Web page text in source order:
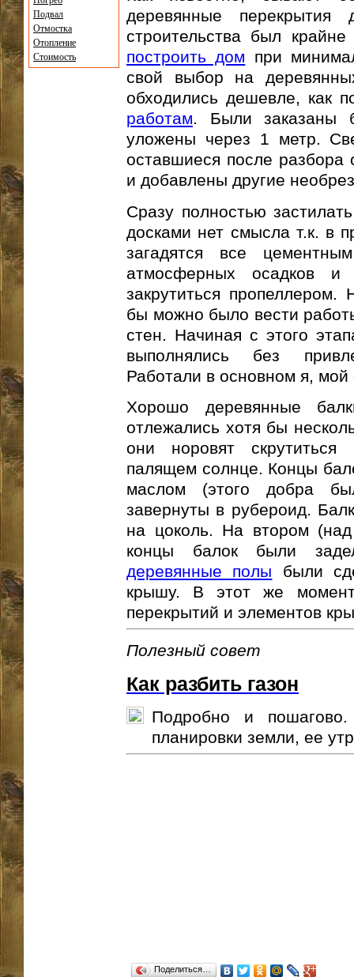
деревянные
строительства был
построить дом при
свой выбор на
обходились дешевле, как
работам. Были заказаны
уложены через 1 метр.
оставшиеся после разбора
и добавлены другие
Сразу полностью
досками нет смысла т.к. в
загадятся все
атмосферных осадков
закрутиться пропеллером.
бы можно было вести
стен. Начиная с этого
выполнялись без
Работали в основном я, мой
Хорошо деревянные
отлежались хотя бы
они норовят
палящем солнце. Концы
маслом (этого добра
завернуты в рубероид.
на цоколь. На втором
концы балок были
деревянные полы были
крышу. В этот же момент
перекрытий и элементов
Полезный совет
Как разбить газон
Подробно и
планировки земли, ее
Поделиться…
Подвал
Отмостка
Отопление
Стоимость